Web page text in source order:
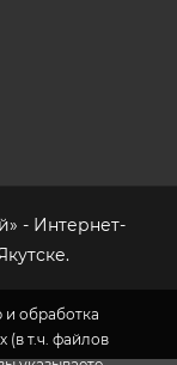
и обработка
(в т.ч. файлов
- Интернет-